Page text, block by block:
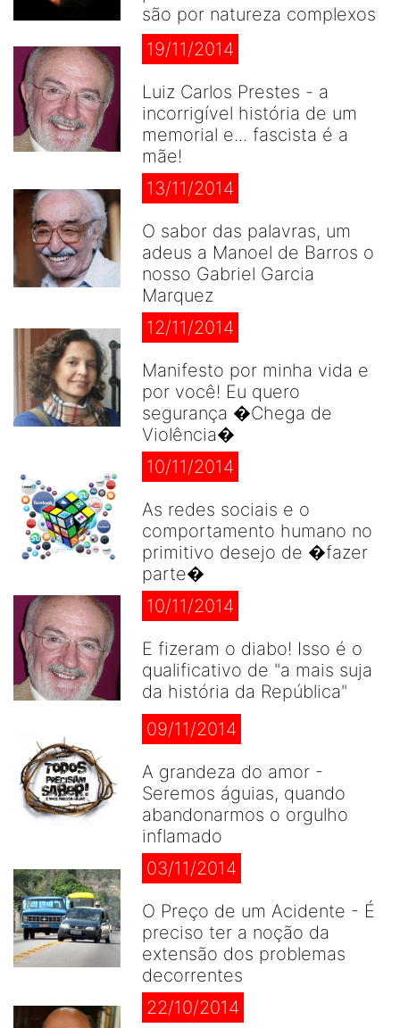
são por natureza complexos
19/11/2014
Luiz Carlos Prestes - a
incorrigível história de um
memorial e... fascista é a
mãe!
13/11/2014
O sabor das palavras, um
adeus a Manoel de Barros o
nosso Gabriel Garcia
Marquez
12/11/2014
Manifesto por minha vida e
por você! Eu quero
segurança �Chega de
Violência�
10/11/2014
As redes sociais e o
comportamento humano no
primitivo desejo de �fazer
parte�
10/11/2014
E fizeram o diabo! Isso é o
qualificativo de "a mais suja
da história da República"
09/11/2014
A grandeza do amor -
Seremos águias, quando
abandonarmos o orgulho
inflamado
03/11/2014
O Preço de um Acidente - É
preciso ter a noção da
extensão dos problemas
decorrentes
22/10/2014